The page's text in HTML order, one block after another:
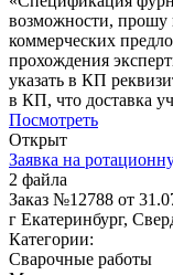
возможности, прошу
коммерческих
прохождения
указать в КП
в КП, что доставка
Посмотреть
Открыт
Заявка на
2 файла
Заказ №12788 от
г Екатеринбург,
Категории:
Сварочные работы